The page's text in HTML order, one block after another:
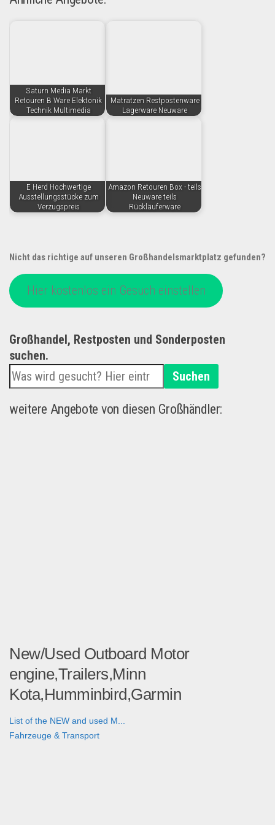
Saturn Media Markt
Retouren B Ware Elektonik
Technik Multimedia
Matratzen Restpostenware
Lagerware Neuware
E Herd Hochwertige
Ausstellungsstücke zum
Verzugspreis
Amazon Retouren Box - teils
Neuware teils
Rückläuferware
Nicht das richtige auf unseren Großhandelsmarktplatz gefunden?
Hier kostenlos ein Gesuch einstellen
Großhandel, Restposten und Sonderposten
suchen.
Suchen
weitere Angebote von diesen Großhändler:
New/Used Outboard Motor
engine,Trailers,Minn
Kota,Humminbird,Garmin
List of the NEW and used M...
Fahrzeuge & Transport